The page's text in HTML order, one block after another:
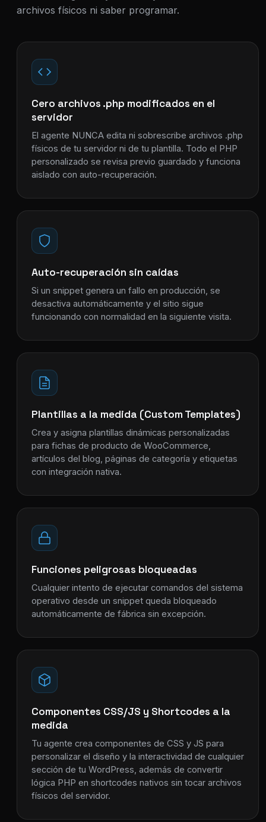
archivos físicos ni saber programar.
Cero archivos .php modificados en el
servidor
El agente NUNCA edita ni sobrescribe archivos .php
físicos de tu servidor ni de tu plantilla. Todo el PHP
personalizado se revisa previo guardado y funciona
aislado con auto-recuperación.
Auto-recuperación sin caídas
Si un snippet genera un fallo en producción, se
desactiva automáticamente y el sitio sigue
funcionando con normalidad en la siguiente visita.
Plantillas a la medida (Custom Templates)
Crea y asigna plantillas dinámicas personalizadas
para fichas de producto de WooCommerce,
artículos del blog, páginas de categoría y etiquetas
con integración nativa.
Funciones peligrosas bloqueadas
Cualquier intento de ejecutar comandos del sistema
operativo desde un snippet queda bloqueado
automáticamente de fábrica sin excepción.
Componentes CSS/JS y Shortcodes a la
medida
Tu agente crea componentes de CSS y JS para
personalizar el diseño y la interactividad de cualquier
sección de tu WordPress, además de convertir
lógica PHP en shortcodes nativos sin tocar archivos
físicos del servidor.